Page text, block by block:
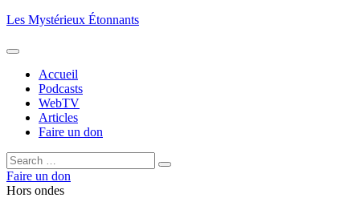
Aller
contenu
Les Mystérieux Étonnants
Accueil
Podcasts
WebTV
Articles
Faire un don
Rechercher :
Rechercher
Faire un don
Hors ondes